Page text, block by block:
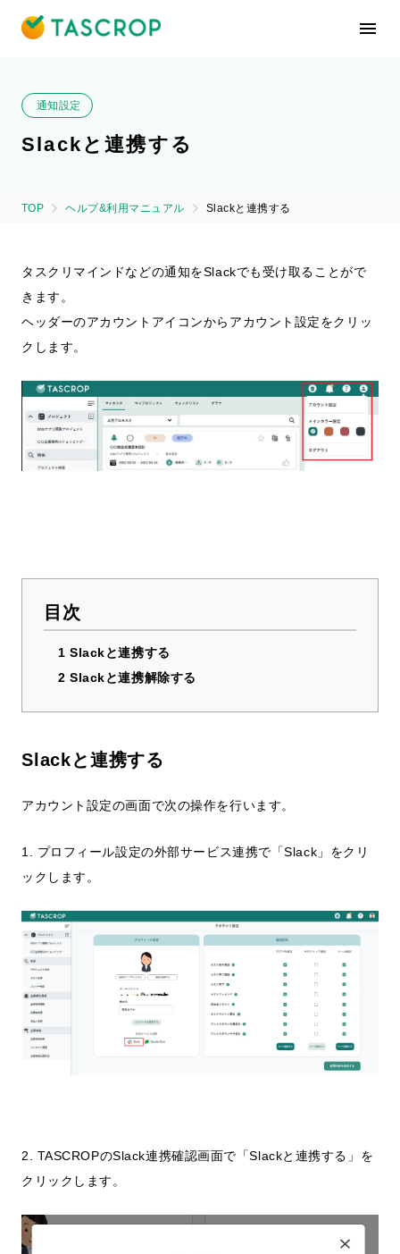
通知設定
Slackと連携する
TOP ヘルプ&利用マニュアル Slackと連携する
タスクリマインドなどの通知をSlackでも受け取ることがで
きます。
ヘッダーのアカウントアイコンからアカウント設定をクリッ
クします。
目次
1 Slackと連携する
2 Slackと連携解除する
Slackと連携する
アカウント設定の画面で次の操作を行います。
1. プロフィール設定の外部サービス連携で「Slack」をクリ
ックします。
2. TASCROPのSlack連携確認画面で「Slackと連携する」を
クリックします。